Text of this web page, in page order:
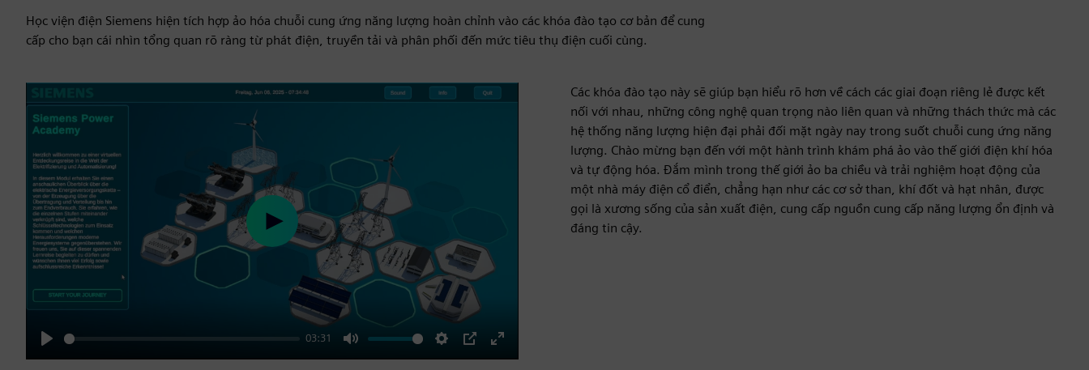
Học viện điện Siemens hiện tích hợp ảo hóa chuỗi cung ứng năng lượng hoàn chỉnh vào các khóa đào tạo cơ bản để cung
cấp cho bạn cái nhìn tổng quan rõ ràng từ phát điện, truyền tải và phân phối đến mức tiêu thụ điện cuối cùng.
Play
03:31
Mute Settings
PIP
Enter
Play
Các khóa đào tạo này sẽ giúp bạn hiểu rõ hơn về cách các giai đoạn riêng lẻ được kết
nối với nhau, những công nghệ quan trọng nào liên quan và những thách thức mà các
hệ thống năng lượng hiện đại phải đối mặt ngày nay trong suốt chuỗi cung ứng năng
lượng. Chào mừng bạn đến với một hành trình khám phá ảo vào thế giới điện khí hóa
và tự động hóa. Đắm mình trong thế giới ảo ba chiều và trải nghiệm hoạt động của
một nhà máy điện cổ điển, chẳng hạn như các cơ sở than, khí đốt và hạt nhân, được
gọi là xương sống của sản xuất điện, cung cấp nguồn cung cấp năng lượng ổn định và
đáng tin cậy.